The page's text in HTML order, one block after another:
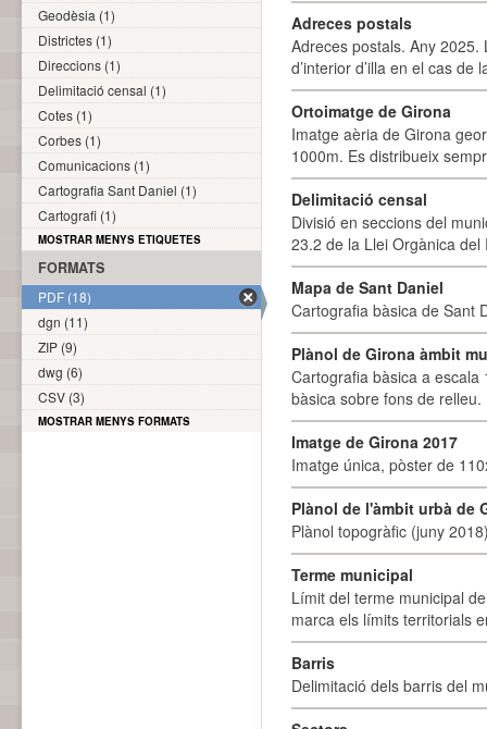
Adreces postals
Adreces postals. Any 2025.
d’interior d’illa en el cas
Ortoimatge de Girona
Imatge aèria de Girona
1000m. Es distribueix
Delimitació censal
Divisió en seccions del
23.2 de la Llei Orgànica
Mapa de Sant Daniel
Cartografia bàsica de Sant
Plànol de Girona àmbit
Cartografia bàsica a
bàsica sobre fons de
Imatge de Girona 2017
Imatge única, pòster de
Plànol de l'àmbit urbà de
Plànol topogràfic (juny
Terme municipal
Límit del terme municipal
marca els límits territorials
Barris
Delimitació dels barris del
Geodèsia (1)
Districtes (1)
Direccions (1)
Delimitació censal (1)
Cotes (1)
Corbes (1)
Comunicacions (1)
Cartografia Sant Daniel (1)
Cartografi (1)
MOSTRAR MENYS ETIQUETES
FORMATS
PDF (18)
dgn (11)
ZIP (9)
dwg (6)
CSV (3)
MOSTRAR MENYS FORMATS